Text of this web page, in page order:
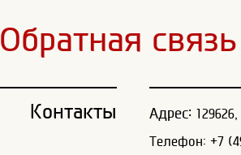
Обратная связь
Контакты Адрес:
Телефон: +7